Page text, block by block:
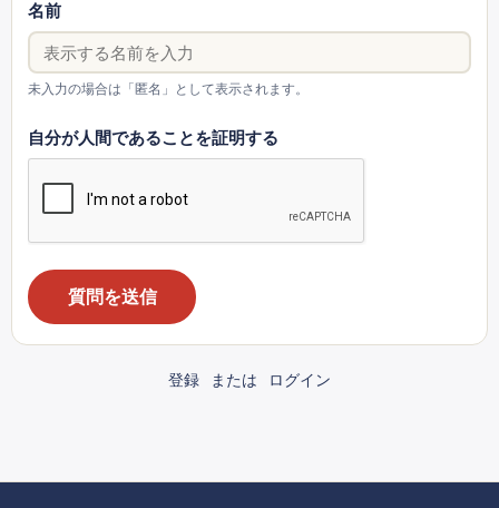
名前
未入力の場合は「匿名」として表示されます。
自分が人間であることを証明する
質問を送信
登録 または ログイン